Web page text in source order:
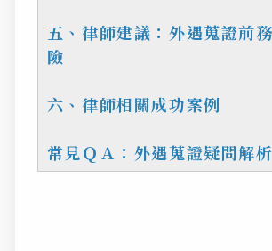
五、律師建議：外遇蒐證前
險
六、律師相關成功案例
常見ＱＡ：外遇蒐證疑問解析